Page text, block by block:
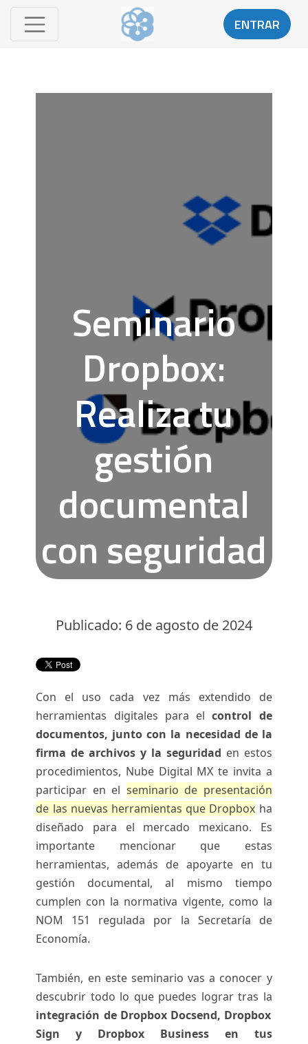
ENTRAR
Seminario
Dropbox:
Realiza tu
gestión
documental
con seguridad
Publicado: 6 de agosto de 2024
Con el uso cada vez más extendido de
herramientas digitales para elcontrol de
documentos, junto con la necesidad de la
firma de archivos y la seguridad en estos
procedimientos, Nube Digital MX te invita a
participar en el seminario de presentación
de las nuevas herramientas que Dropbox ha
diseñado para el mercado mexicano. Es
importante mencionar que estas
herramientas, además de apoyarte en tu
gestión documental, al mismo tiempo
cumplen con la normativa vigente, como la
NOM 151 regulada por la Secretaría de
Economía.
También, en este seminario vas a conocer y
descubrir todo lo que puedes lograr tras la
integración de Dropbox Docsend, Dropbox
Sign y Dropbox Business en tus